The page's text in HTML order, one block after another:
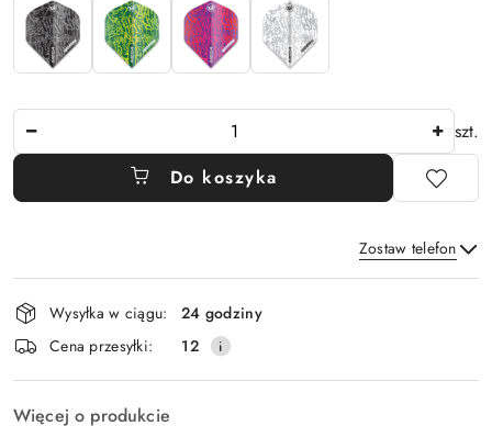
szt.
Do koszyka
Zostaw telefon
Wyślij
Dostępność
i
dostawa
Wysyłka w ciągu:
24 godziny
Cena przesyłki:
12
Więcej o produkcie